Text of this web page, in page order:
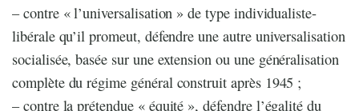
– contre « l’universalisation » de type individualiste-
libérale qu’il promeut, défendre une autre universalisation
socialisée, basée sur une extension ou une généralisation
complète du régime général construit après 1945 ;
– contre la prétendue « équité », défendre l’égalité du